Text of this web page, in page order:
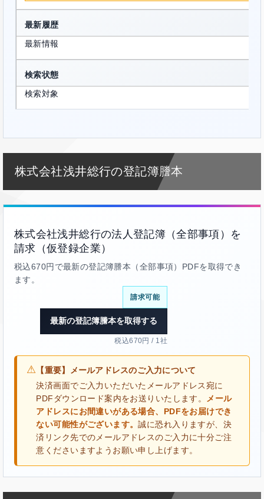
最新履歴
最新情報
検索状態
検索対象
株式会社浅井総行の登記簿謄本
株式会社浅井総行の法人登記簿（全部事項）を
請求（仮登録企業）
税込670円で最新の登記簿謄本（全部事項）PDFを取得でき
ます。
請求可能
最新の登記簿謄本を取得する
税込670円 / 1社
⚠ 【重要】メールアドレスのご入力について
決済画面でご入力いただいたメールアドレス宛に
PDFダウンロード案内をお送りいたします。
メール
アドレスにお間違いがある場合、PDFをお届けでき
ない可能性がございます。誠に恐れ入りますが、決
済リンク先でのメールアドレスのご入力に十分ご注
意くださいますようお願い申し上げます。